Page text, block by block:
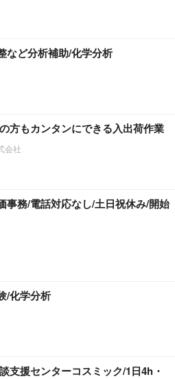
など分析補助/化学分析
方もカンタンにできる入出荷作業
会社
事務/電話対応なし/土日祝休み/開始
/化学分析
支援センターコスミック/1日4h・